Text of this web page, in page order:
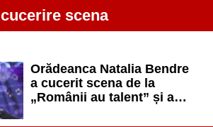
cucerire scena
Orădeanca Natalia Bendre
a cucerit scena de la
„Românii au talent” și a